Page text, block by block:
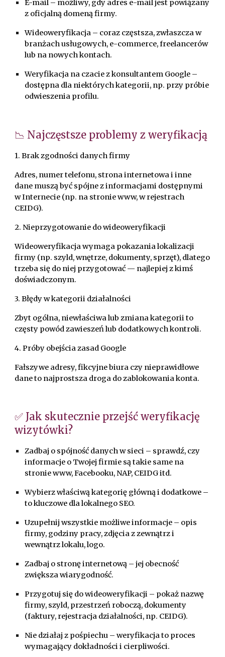
E-mail – możliwy, gdy adres e-mail jest powiązany
z oficjalną domeną firmy.
Wideoweryfikacja – coraz częstsza, zwłaszcza w
branżach usługowych, e-commerce, freelancerów
lub na nowych kontach.
Weryfikacja na czacie z konsultantem Google –
dostępna dla niektórych kategorii, np. przy próbie
odwieszenia profilu.
📉 Najczęstsze problemy z weryfikacją
1. Brak zgodności danych firmy
Adres, numer telefonu, strona internetowa i inne
dane muszą być spójne z informacjami dostępnymi
w Internecie (np. na stronie www, w rejestrach
CEIDG).
2. Nieprzygotowanie do wideoweryfikacji
Wideoweryfikacja wymaga pokazania lokalizacji
firmy (np. szyld, wnętrze, dokumenty, sprzęt), dlatego
trzeba się do niej przygotować — najlepiej z kimś
doświadczonym.
3. Błędy w kategorii działalności
Zbyt ogólna, niewłaściwa lub zmiana kategorii to
częsty powód zawieszeń lub dodatkowych kontroli.
4. Próby obejścia zasad Google
Fałszywe adresy, fikcyjne biura czy nieprawidłowe
dane to najprostsza droga do zablokowania konta.
✅ Jak skutecznie przejść weryfikację
wizytówki?
Zadbaj o spójność danych w sieci – sprawdź, czy
informacje o Twojej firmie są takie same na
stronie www, Facebooku, NAP, CEIDG itd.
Wybierz właściwą kategorię główną i dodatkowe –
to kluczowe dla lokalnego SEO.
Uzupełnij wszystkie możliwe informacje – opis
firmy, godziny pracy, zdjęcia z zewnątrz i
wewnątrz lokalu, logo.
Zadbaj o stronę internetową – jej obecność
zwiększa wiarygodność.
Przygotuj się do wideoweryfikacji – pokaż nazwę
firmy, szyld, przestrzeń roboczą, dokumenty
(faktury, rejestracja działalności, np. CEIDG).
Nie działaj z pośpiechu – weryfikacja to proces
wymagający dokładności i cierpliwości.